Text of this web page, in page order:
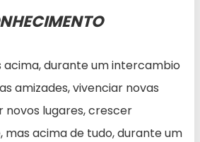
durante um intercambio
amizades, vivenciar novas
novos lugares, crescer
mas acima de tudo, durante um